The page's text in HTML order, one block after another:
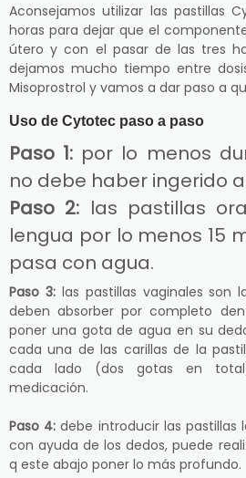
Aconsejamos utilizar las pastillas
horas para dejar que el
útero y con el pasar de las tres
dejamos mucho tiempo entre
Misoprostrol y vamos a dar paso a
Uso de Cytotec paso a paso
Paso 1: por lo menos
no debe haber ingerido
Paso 2: las pastillas
lengua por lo menos 15
pasa con agua.
Paso 3:las pastillas vaginales son
deben absorber por completo
poner una gota de agua en su
cada una de las carillas de la
cada lado (dos gotas en
medicación.
Paso 4: debe introducir las pastillas
con ayuda de los dedos, puede
q este abajo poner lo más profundo.